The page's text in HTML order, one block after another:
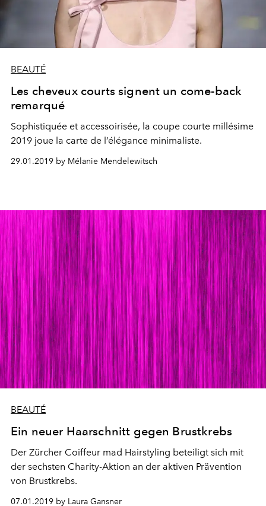
BEAUTÉ
Les cheveux courts signent un come-back
remarqué
Sophistiquée et accessoirisée, la coupe courte millésime
2019 joue la carte de l’élégance minimaliste.
29.01.2019 by Mélanie Mendelewitsch
BEAUTÉ
Ein neuer Haarschnitt gegen Brustkrebs
Der Zürcher Coiffeur mad Hairstyling beteiligt sich mit
der sechsten Charity-Aktion an der aktiven Prävention
von Brustkrebs.
07.01.2019 by Laura Gansner